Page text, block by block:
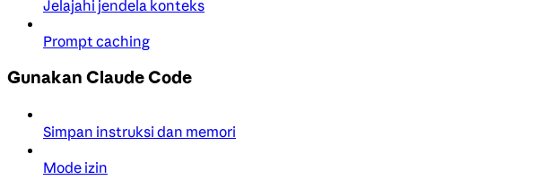
Jelajahi jendela konteks
Prompt caching
Gunakan Claude Code
Simpan instruksi dan memori
Mode izin